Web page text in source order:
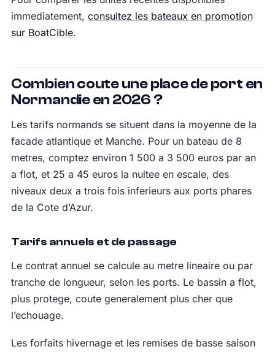
immediatement, consultez les bateaux en promotion
sur BoatCible.
Combien coute une place de port en
Normandie en 2026 ?
Les tarifs normands se situent dans la moyenne de la
facade atlantique et Manche. Pour un bateau de 8
metres, comptez environ 1 500 a 3 500 euros par an
a flot, et 25 a 45 euros la nuitee en escale, des
niveaux deux a trois fois inferieurs aux ports phares
de la Cote d’Azur.
Tarifs annuels et de passage
Le contrat annuel se calcule au metre lineaire ou par
tranche de longueur, selon les ports. Le bassin a flot,
plus protege, coute generalement plus cher que
l’echouage.
Les forfaits hivernage et les remises de basse saison